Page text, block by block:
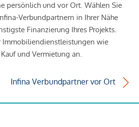
persönlich und vor Ort. Wählen Sie
Verbundpartnern in Ihrer Nähe
Finanzierung Ihres Projekts.
Immobiliendienstleistungen wie
und Vermietung an.
Infina Verbundpartner vor Ort